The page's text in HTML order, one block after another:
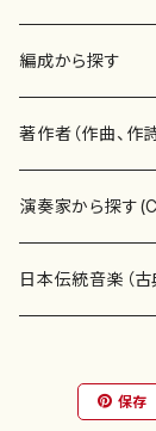
楽譜
書籍
書籍
テキストブック
CD・DVD
チケット
邦楽ジャーナル
レコード
編成から探す
邦楽器
箏・琴（ソロ）
箏・琴（合奏）
三味線（合奏）
合唱
混声合唱
男声合唱
歌・声
ピアノ（ソロ）
洋楽器（弦楽器）
著作者（作曲、作
あ行
青木省三(アオキ シ
秋山健治(アキヤマ
か行
蔭山滸山(カゲヤマ
斉藤松声(サイトウ
演奏家から探す
邦楽（箏、三味線
石川高（笙）
應和惠子（声楽・ソプ
洋楽-鍵盤楽器（
日本伝統音楽（
宮城道雄（宮城宗家
地歌箏曲（三絃
保存